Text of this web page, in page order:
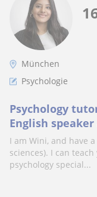
München
Psychologie
Psychology
English
experience.
I am Wini, and have
sciences). I can
psychology special...